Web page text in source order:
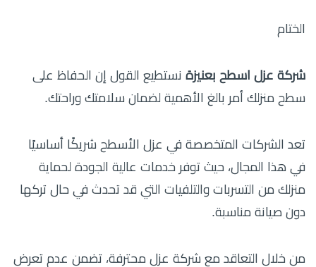
الختام
شركة عزل اسطح بعنيزة نستطيع القول إن الحفاظ على
سطح منزلك أمر بالغ الأهمية لضمان سلامتك وراحتك.
تعد الشركات المتخصصة في عزل الأسطح شريكًا أساسيًا
في هذا المجال، حيث توفر خدمات عالية الجودة لحماية
منزلك من التسربات والتلفيات التي قد تحدث في حال تركها
دون صيانة مناسبة.
من خلال التعاقد مع شركة عزل محترفة، تضمن عدم تعرض